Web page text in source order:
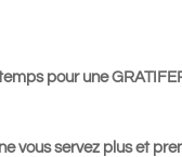
pour une
vous servez plus et